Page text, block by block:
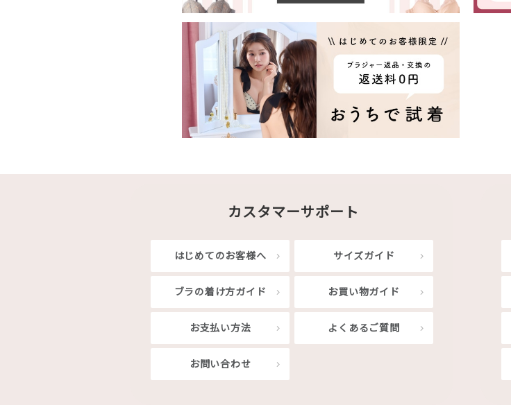
カスタマーサポート
はじめてのお客様へ サイズガイド
ブラの着け方ガイド お買い物ガイド
お支払い方法 よくあるご質問
お問い合わせ